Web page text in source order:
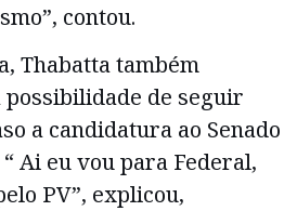
contou.
Thabatta também
de seguir
a candidatura ao Senado
Ai eu vou para Federal,
PV”, explicou,